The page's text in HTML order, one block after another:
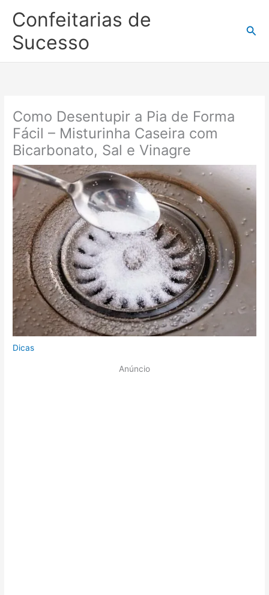
para
conteúdo
Confeitarias de
Sucesso
Como Desentupir a Pia de Forma
Fácil – Misturinha Caseira com
Bicarbonato, Sal e Vinagre
Dicas
Anúncio